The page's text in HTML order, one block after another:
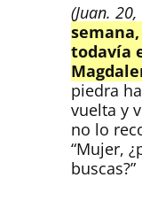
(Juan.
todavía
piedra
vuelta y
no lo
“Mujer,
buscas?”